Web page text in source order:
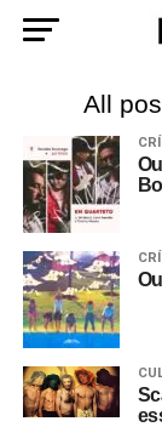
All